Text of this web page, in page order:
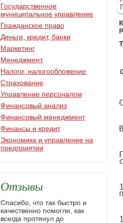
Содержание



Введение



Глава 1. Теоретические основы проведения таможенных операций, совершаемых в местах прибытия (убытия) товаров и транспортных средств



1.1 Сущность и понятия таможенных операций, совершаемых в местах прибытия (убытия) товаров и транспортных средств



1.2 Российское таможенное законодательство о проведения таможенных операций, совершаемых в местах прибытия (убытия) товаров и транспортных
Государственное
муниципальное управление
Гражданское право
Деньги, кредит, банки
Маркетинг
Менеджмент
Налоги, налогообложение
Страхование
Управление персоналом
Финансовый анализ
Финансовый менеджмент
Финансы и кредит
Экономика и управление на
предприятии
Отзывы
Спасибо, что так быстро и
качественно помогли, как
всегда протянул до